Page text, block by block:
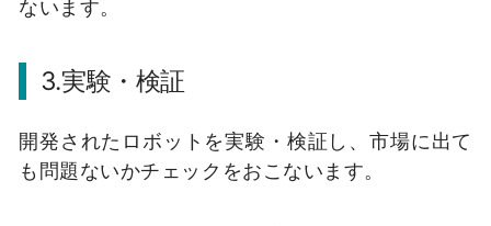
ないます。
3.実験・検証
開発されたロボットを実験・検証し、市場に出て
も問題ないかチェックをおこないます。